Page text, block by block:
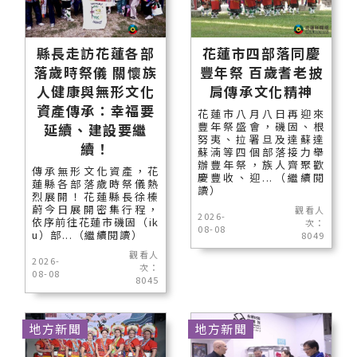
縣長走訪花蓮各部
落歲時祭儀 關懷族
人健康與無形文化
資產傳承：幸福要
延續、建設要繼
續！
傳承無形文化資產，花
蓮縣各部落歲時祭儀熱
烈展開！花蓮縣長徐榛
蔚今日展開密集行程，
依序前往花蓮市磯固（ik
u）部...（繼續閱讀）
2026-
08-08
觀看人
次：
8045
花蓮市四部落同慶
豐年祭 百歲耆老披
肩傳承文化精神
花蓮市八月八日再迎來
豐年祭盛會，磯固、根
努夷、拉署旦及達蘇達
蘇湳等四個部落接力舉
辦豐年祭，族人齊聚歡
慶豐收、迎...（繼續閱
讀）
2026-
08-08
觀看人
次：
8049
地方新聞 地方新聞